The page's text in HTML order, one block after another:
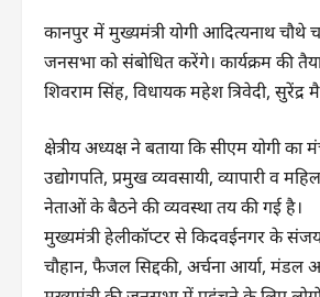
कानपुर में मुख्यमंत्री योगी आदित्यनाथ
जनसभा को संबोधित करेंगे। कार्यक्रम की
शिवराम सिंह, विधायक महेश त्रिवेदी, सुरेंद्र
क्षेत्रीय अध्यक्ष ने बताया कि सीएम योगी
उद्योगपति, प्रमुख व्यवसायी, व्यापारी
नेताओं के बैठने की व्यवस्था तय की गई है।
मुख्यमंत्री हेलीकॉप्टर से किदवईनगर के
चौहान, फैजल सिद्दकी, अर्चना आर्या, मंडल